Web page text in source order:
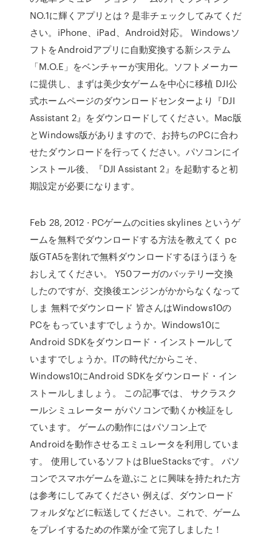
NO.1に輝くアプリとは？是非チェックしてみてくだ
さい。iPhone、iPad、Android対応。 Windowsソ
フトをAndroidアプリに自動変換する新システム
「M.O.E」をベンチャーが実用化。ソフトメーカー
に提供し、まずは美少女ゲームを中心に移植 DJI公
式ホームページのダウンロードセンターより『DJI
Assistant 2』をダウンロードしてください。Mac版
とWindows版がありますので、お持ちのPCに合わ
せたダウンロードを行ってください。パソコンにイ
ンストール後、『DJI Assistant 2』を起動すると初
期設定が必要になります。
Feb 28, 2012 · PCゲームのcities skylines というゲ
ームを無料でダウンロードする方法を教えてく pc
版GTA5を割れで無料ダウンロードするほうほうを
おしえてください。 Y50フーガのバッテリー交換
したのですが、交換後エンジンがかからなくなって
しま 無料でダウンロード 皆さんはWindows10の
PCをもっていますでしょうか。Windows10に
Android SDKをダウンロード・インストールして
いますでしょうか。ITの時代だからこそ、
Windows10にAndroid SDKをダウンロード・イン
ストールしましょう。 この記事では、 サクラスク
ールシミュレーター がパソコンで動くか検証をし
ています。 ゲームの動作にはパソコン上で
Androidを動作させるエミュレータを利用していま
す。 使用しているソフトはBlueStacksです。 パソ
コンでスマホゲームを遊ぶことに興味を持たれた方
は参考にしてみてください 例えば、ダウンロード
フォルダなどに転送してください。これで、ゲーム
をプレイするための作業が全て完了しました！